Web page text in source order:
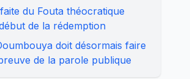
du Fouta théocratique
de la rédemption
doit désormais faire
de la parole publique